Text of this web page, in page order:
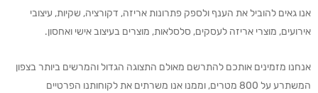
אנו גאים להוביל את הענף ולספק פתרונות אריזה, דקורציה, שקיות, עיצובי
אירועים, מוצרי אריזה לעסקים, סלסלאות, מוצרים בעיצוב אישי ואחסון.
אנחנו מזמינים אותכם להתרשם מאולם התצוגה הגדול והמרשים ביותר בצפון
המשתרע על 800 מטרים, וממנו אנו משרתים את לקוחותנו הפרטיים